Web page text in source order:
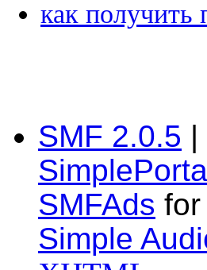
как получить
SMF 2.0.5 |
SMFAds for
Simple